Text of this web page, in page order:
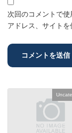
次回のコメントで
アドレス、サイトを